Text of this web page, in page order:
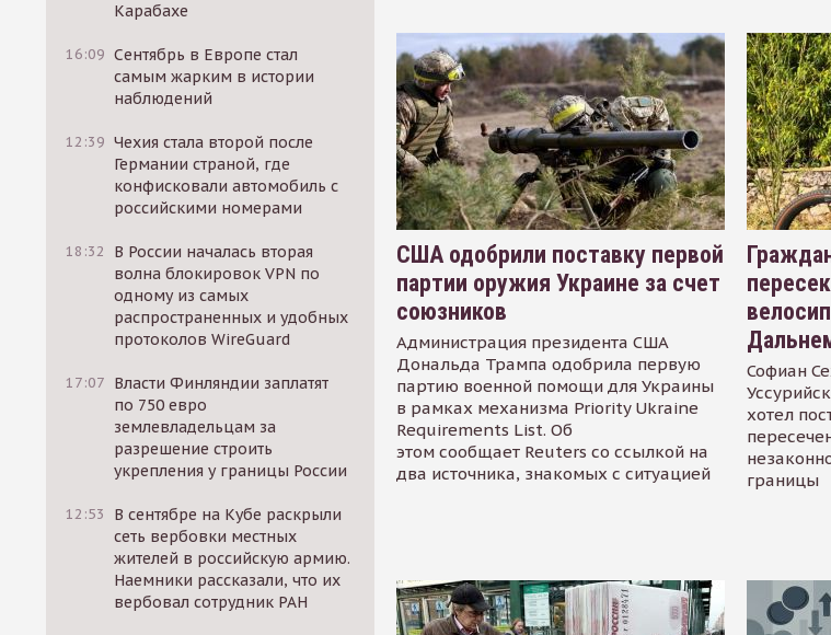
Карабахе
16:09 Сентябрь в Европе стал
самым жарким в истории
наблюдений
12:39 Чехия стала второй после
Германии страной, где
конфисковали автомобиль с
российскими номерами
18:32
В России началась вторая
волна блокировок VPN по
одному из самых
распространенных и удобных
протоколов WireGuard
17:07 Власти Финляндии заплатят
по 750 евро
землевладельцам за
разрешение строить
укрепления у границы России
12:53
В сентябре на Кубе раскрыли
сеть вербовки местных
жителей в российскую армию.
Наемники рассказали, что их
вербовал сотрудник РАН
США одобрили поставку первой
партии оружия Украине за счет
союзников
Администрация президента США
Дональда Трампа одобрила первую
партию военной помощи для Украины
в рамках механизма Priority Ukraine
Requirements List. Об
этом сообщает Reuters со ссылкой на
два источника, знакомых с ситуацией
Софиан
хотел
границы